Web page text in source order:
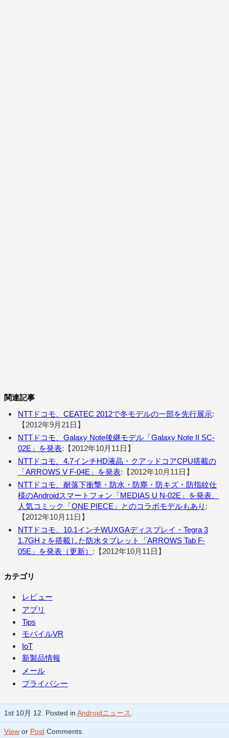
関連記事
NTTドコモ、CEATEC 2012で冬モデルの一部を先行展示:
【2012年9月21日】
NTTドコモ、Galaxy Note後継モデル「Galaxy Note II SC-
02E」を発表:【2012年10月11日】
NTTドコモ、4.7インチHD液晶・クアッドコアCPU搭載の
「ARROWS V F-04E」を発表:【2012年10月11日】
NTTドコモ、耐落下衝撃・防水・防塵・防キズ・防指紋仕
様のAndroidスマートフォン「MEDIAS U N-02E」を発表、
人気コミック「ONE PIECE」とのコラボモデルもあり :
【2012年10月11日】
NTTドコモ、10.1インチWUXGAディスプレイ・Tegra 3
1.7GHｚを搭載した防水タブレット「ARROWS Tab F-
05E」を発表（更新） :【2012年10月11日】
カテゴリ
レビュー
アプリ
Tips
モバイルVR
IoT
新製品情報
メール
プライバシー
1st 10月 12. Posted in Androidニュース
View or Post Comments.